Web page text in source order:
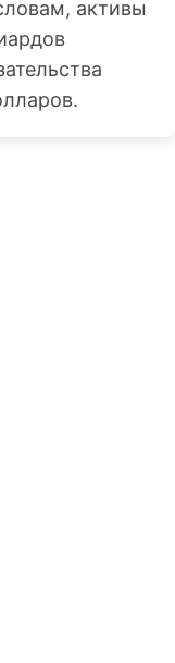
активы